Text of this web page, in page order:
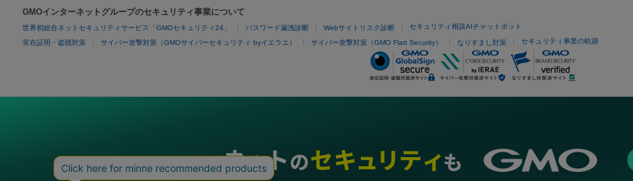
GMOインターネットグループのセキュリティ事業について
世界初総合ネットセキュリティサービス「GMOセキュリティ24」 パスワード漏洩診断 Webサイトリスク診断 セキュリティ相談AIチャットボット
実在証明・盗聴対策 サイバー攻撃対策（GMOサイバーセキュリティ byイエラエ） サイバー攻撃対策（GMO Flatt Security） なりすまし対策 セキュリティ事業の軌跡